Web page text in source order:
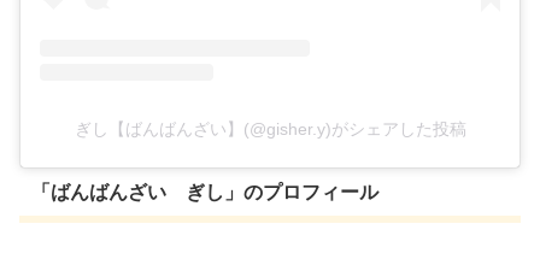
ぎし【ばんばんざい】(@gisher.y)がシェアした投稿
「ばんばんざい ぎし」のプロフィール